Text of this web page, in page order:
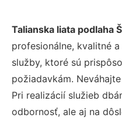
Talianska liata podlaha
profesionálne, kvalitné
služby, ktoré sú
požiadavkám.
Pri realizácií služieb
odbornosť, ale aj na